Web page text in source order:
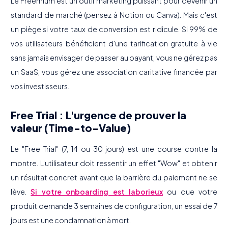
standard de marché (pensez à Notion ou Canva). Mais c'est
un piège si votre taux de conversion est ridicule. Si 99% de
vos utilisateurs bénéficient d'une tarification gratuite à vie
sans jamais envisager de passer au payant, vous ne gérez pas
un SaaS, vous gérez une association caritative financée par
vos investisseurs.
Free Trial : L'urgence de prouver la
valeur (Time-to-Value)
Le "Free Trial" (7, 14 ou 30 jours) est une course contre la
montre. L'utilisateur doit ressentir un effet "Wow" et obtenir
un résultat concret avant que la barrière du paiement ne se
lève.Si votre onboarding est laborieuxou que votre
produit demande 3 semaines de configuration, un essai de 7
jours est une condamnation à mort.